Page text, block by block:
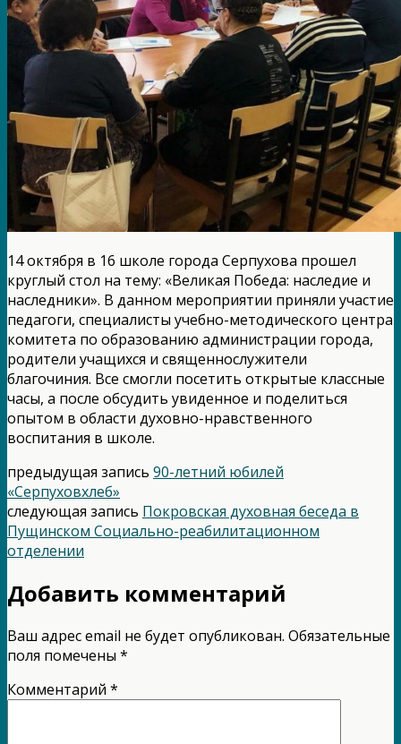
14 октября в 16 школе города Серпухова прошел
круглый стол на тему: «Великая Победа: наследие и
наследники». В данном мероприятии приняли участие
педагоги, специалисты учебно-методического центра
комитета по образованию администрации города,
родители учащихся и священнослужители
благочиния. Все смогли посетить открытые классные
часы, а после обсудить увиденное и поделиться
опытом в области духовно-нравственного
воспитания в школе.
предыдущая запись 90-летний юбилей
«Серпуховхлеб»
следующая запись Покровская духовная беседа в
Пущинском Социально-реабилитационном
отделении
Добавить комментарий
Ваш адрес email не будет опубликован. Обязательные
поля помечены *
Комментарий *